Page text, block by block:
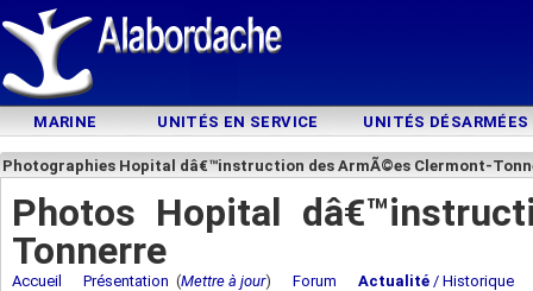
MARINE UNITÉS EN SERVICE UNITÉS DÉSARMÉES
Photographies Hopital dâ€™instruction des ArmÃ©es Clermont-
Photos Hopital
Tonnerre
Accueil Présentation (Mettre à jour) Forum Actualité / Historique